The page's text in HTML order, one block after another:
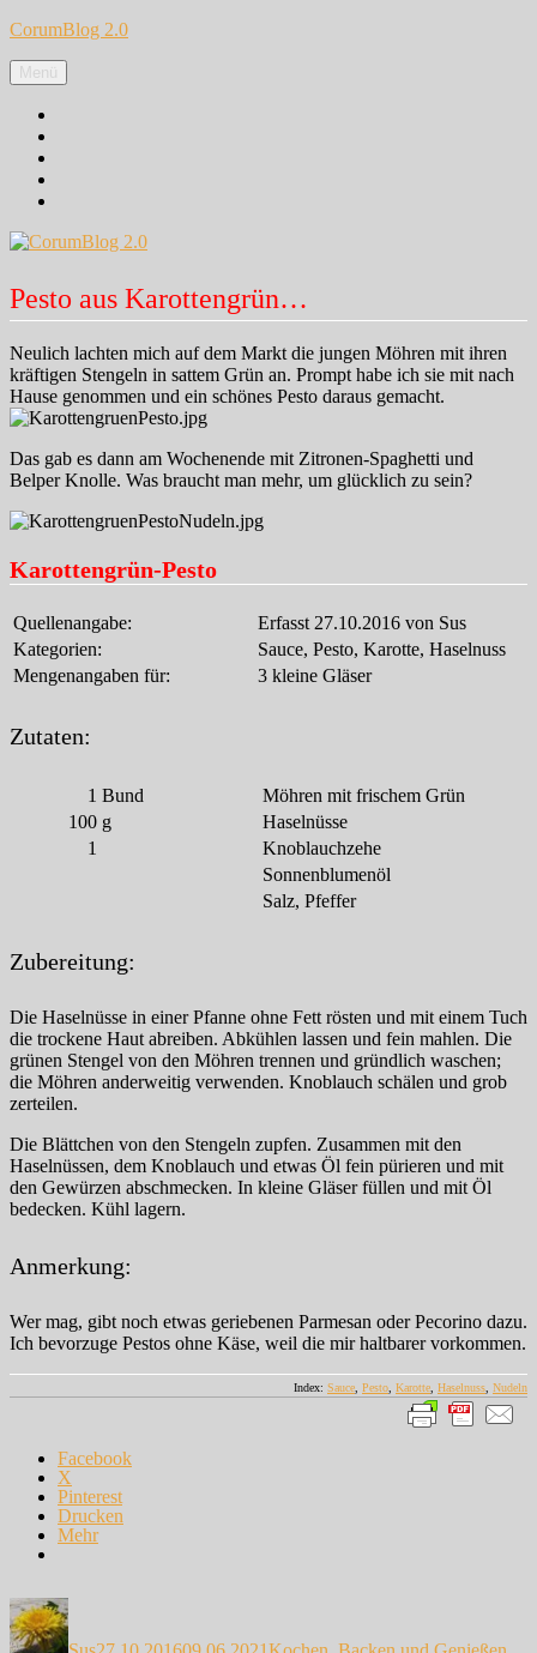
Zum
springen
CorumBlog 2.0
Menü
Pesto aus Karottengrün…
Neulich lachten mich auf dem Markt die jungen Möhren mit ihren
kräftigen Stengeln in sattem Grün an. Prompt habe ich sie mit nach
Hause genommen und ein schönes Pesto daraus gemacht.
Das gab es dann am Wochenende mit Zitronen-Spaghetti und
Belper Knolle. Was braucht man mehr, um glücklich zu sein?
Karottengrün-Pesto
Quellenangabe:
Erfasst 27.10.2016 von Sus
Kategorien:
Sauce, Pesto, Karotte, Haselnuss
Mengenangaben für:
3 kleine Gläser
Zutaten:
1 Bund
Möhren mit frischem Grün
100 g
Haselnüsse
1
Knoblauchzehe
Sonnenblumenöl
Salz, Pfeffer
Zubereitung:
Die Haselnüsse in einer Pfanne ohne Fett rösten und mit einem Tuch
die trockene Haut abreiben. Abkühlen lassen und fein mahlen. Die
grünen Stengel von den Möhren trennen und gründlich waschen;
die Möhren anderweitig verwenden. Knoblauch schälen und grob
zerteilen.
Die Blättchen von den Stengeln zupfen. Zusammen mit den
Haselnüssen, dem Knoblauch und etwas Öl fein pürieren und mit
den Gewürzen abschmecken. In kleine Gläser füllen und mit Öl
bedecken. Kühl lagern.
Anmerkung:
Wer mag, gibt noch etwas geriebenen Parmesan oder Pecorino dazu.
Ich bevorzuge Pestos ohne Käse, weil die mir haltbarer vorkommen.
Index: Sauce, Pesto, Karotte, Haselnuss, Nudeln
Facebook
X
Pinterest
Drucken
Mehr
Autor